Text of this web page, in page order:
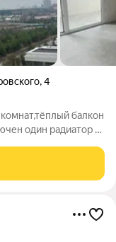
,4
балкон
один радиатор и
своему вкусу и